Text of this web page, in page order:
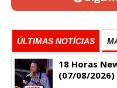
ÚLTIMAS NOTÍCIAS
18 Horas
(07/08/2026)